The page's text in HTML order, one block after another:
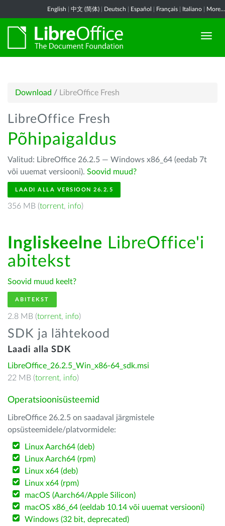
English 中文 (简体) Deutsch Español Français Italiano More...
Download / LibreOffice Fresh
LibreOffice Fresh
Põhipaigaldus
Valitud: LibreOffice 26.2.5 — Windows x86_64 (eedab 7t
või uuemat versiooni). Soovid muud?
LAADI ALLA VERSIOON 26.2.5
356 MB (torrent, info)
Ingliskeelne LibreOffice'i
abitekst
Soovid muud keelt?
ABITEKST
2.8 MB (torrent, info)
SDK ja lähtekood
Laadi alla SDK
LibreOffice_26.2.5_Win_x86-64_sdk.msi
22 MB (torrent, info)
Operatsioonisüsteemid
LibreOffice 26.2.5 on saadaval järgmistele
opsüsteemidele/platvormidele:
Linux Aarch64 (deb)
Linux Aarch64 (rpm)
Linux x64 (deb)
Linux x64 (rpm)
macOS (Aarch64/Apple Silicon)
macOS x86_64 (eeldab 10.14 või uuemat versiooni)
Windows (32 bit, deprecated)